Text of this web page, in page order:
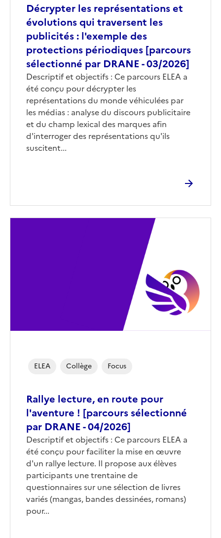
Décrypter les représentations et
évolutions qui traversent les
publicités : l'exemple des
protections périodiques [parcours
sélectionné par DRANE - 03/2026]
Corps
Descriptif et objectifs : Ce parcours ELEA a
été conçu pour décrypter les
représentations du monde véhiculées par
les médias : analyse du discours publicitaire
et du champ lexical des marques afin
d'interroger des représentations qu'ils
suscitent...
Rallye lecture, en route pour
l'aventure ! [parcours sélectionné
par DRANE - 04/2026]
Corps
Descriptif et objectifs : Ce parcours ELEA a
été conçu pour faciliter la mise en œuvre
d'un rallye lecture. Il propose aux élèves
participants une trentaine de
questionnaires sur une sélection de livres
variés (mangas, bandes dessinées, romans)
pour...
ELEA Collège Focus